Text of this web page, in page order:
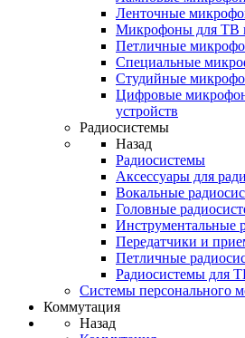
Ленточные
Микрофоны для ТВ
Петличные
Специальные
Студийные
Цифровые
устройств
Радиосистемы
Назад
Радиосистемы
Аксессуары для
Вокальные
Головные
Инструментальные
Передатчики и
Петличные
Радиосистемы для
Системы персонального
Коммутация
Назад